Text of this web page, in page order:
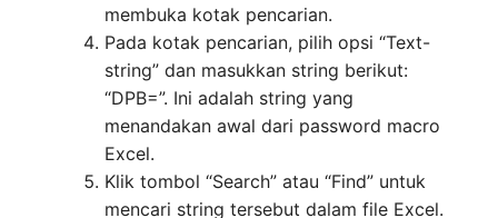
membuka kotak pencarian.
Pada kotak pencarian, pilih opsi “Text-
string” dan masukkan string berikut:
“DPB=”. Ini adalah string yang
menandakan awal dari password macro
Excel.
Klik tombol “Search” atau “Find” untuk
mencari string tersebut dalam file Excel.